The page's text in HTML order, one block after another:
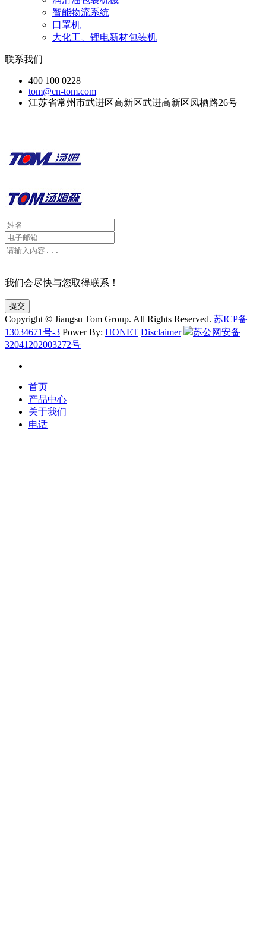
智能物流系统
口罩机
大化工、锂电新材包装机
联系我们
400 100 0228
tom@cn-tom.com
江苏省常州市武进区高新区武进高新区凤栖路26号
我们会尽快与您取得联系！
提交
Copyright © Jiangsu Tom Group. All Rights Reserved. 苏ICP备
13034671号-3 Power By: HONET Disclaimer
苏公网安备
32041202003272号
首页
产品中心
关于我们
电话